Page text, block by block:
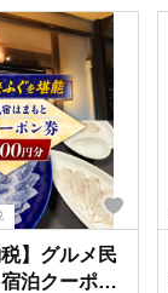
税】グルメ民
泊クーポン